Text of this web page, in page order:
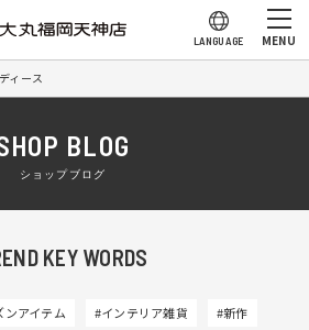
LANGUAGE MENU
ィース
BLOG
ショップブログ
KEY WORDS
ンアイテム #インテリア雑貨 #新作